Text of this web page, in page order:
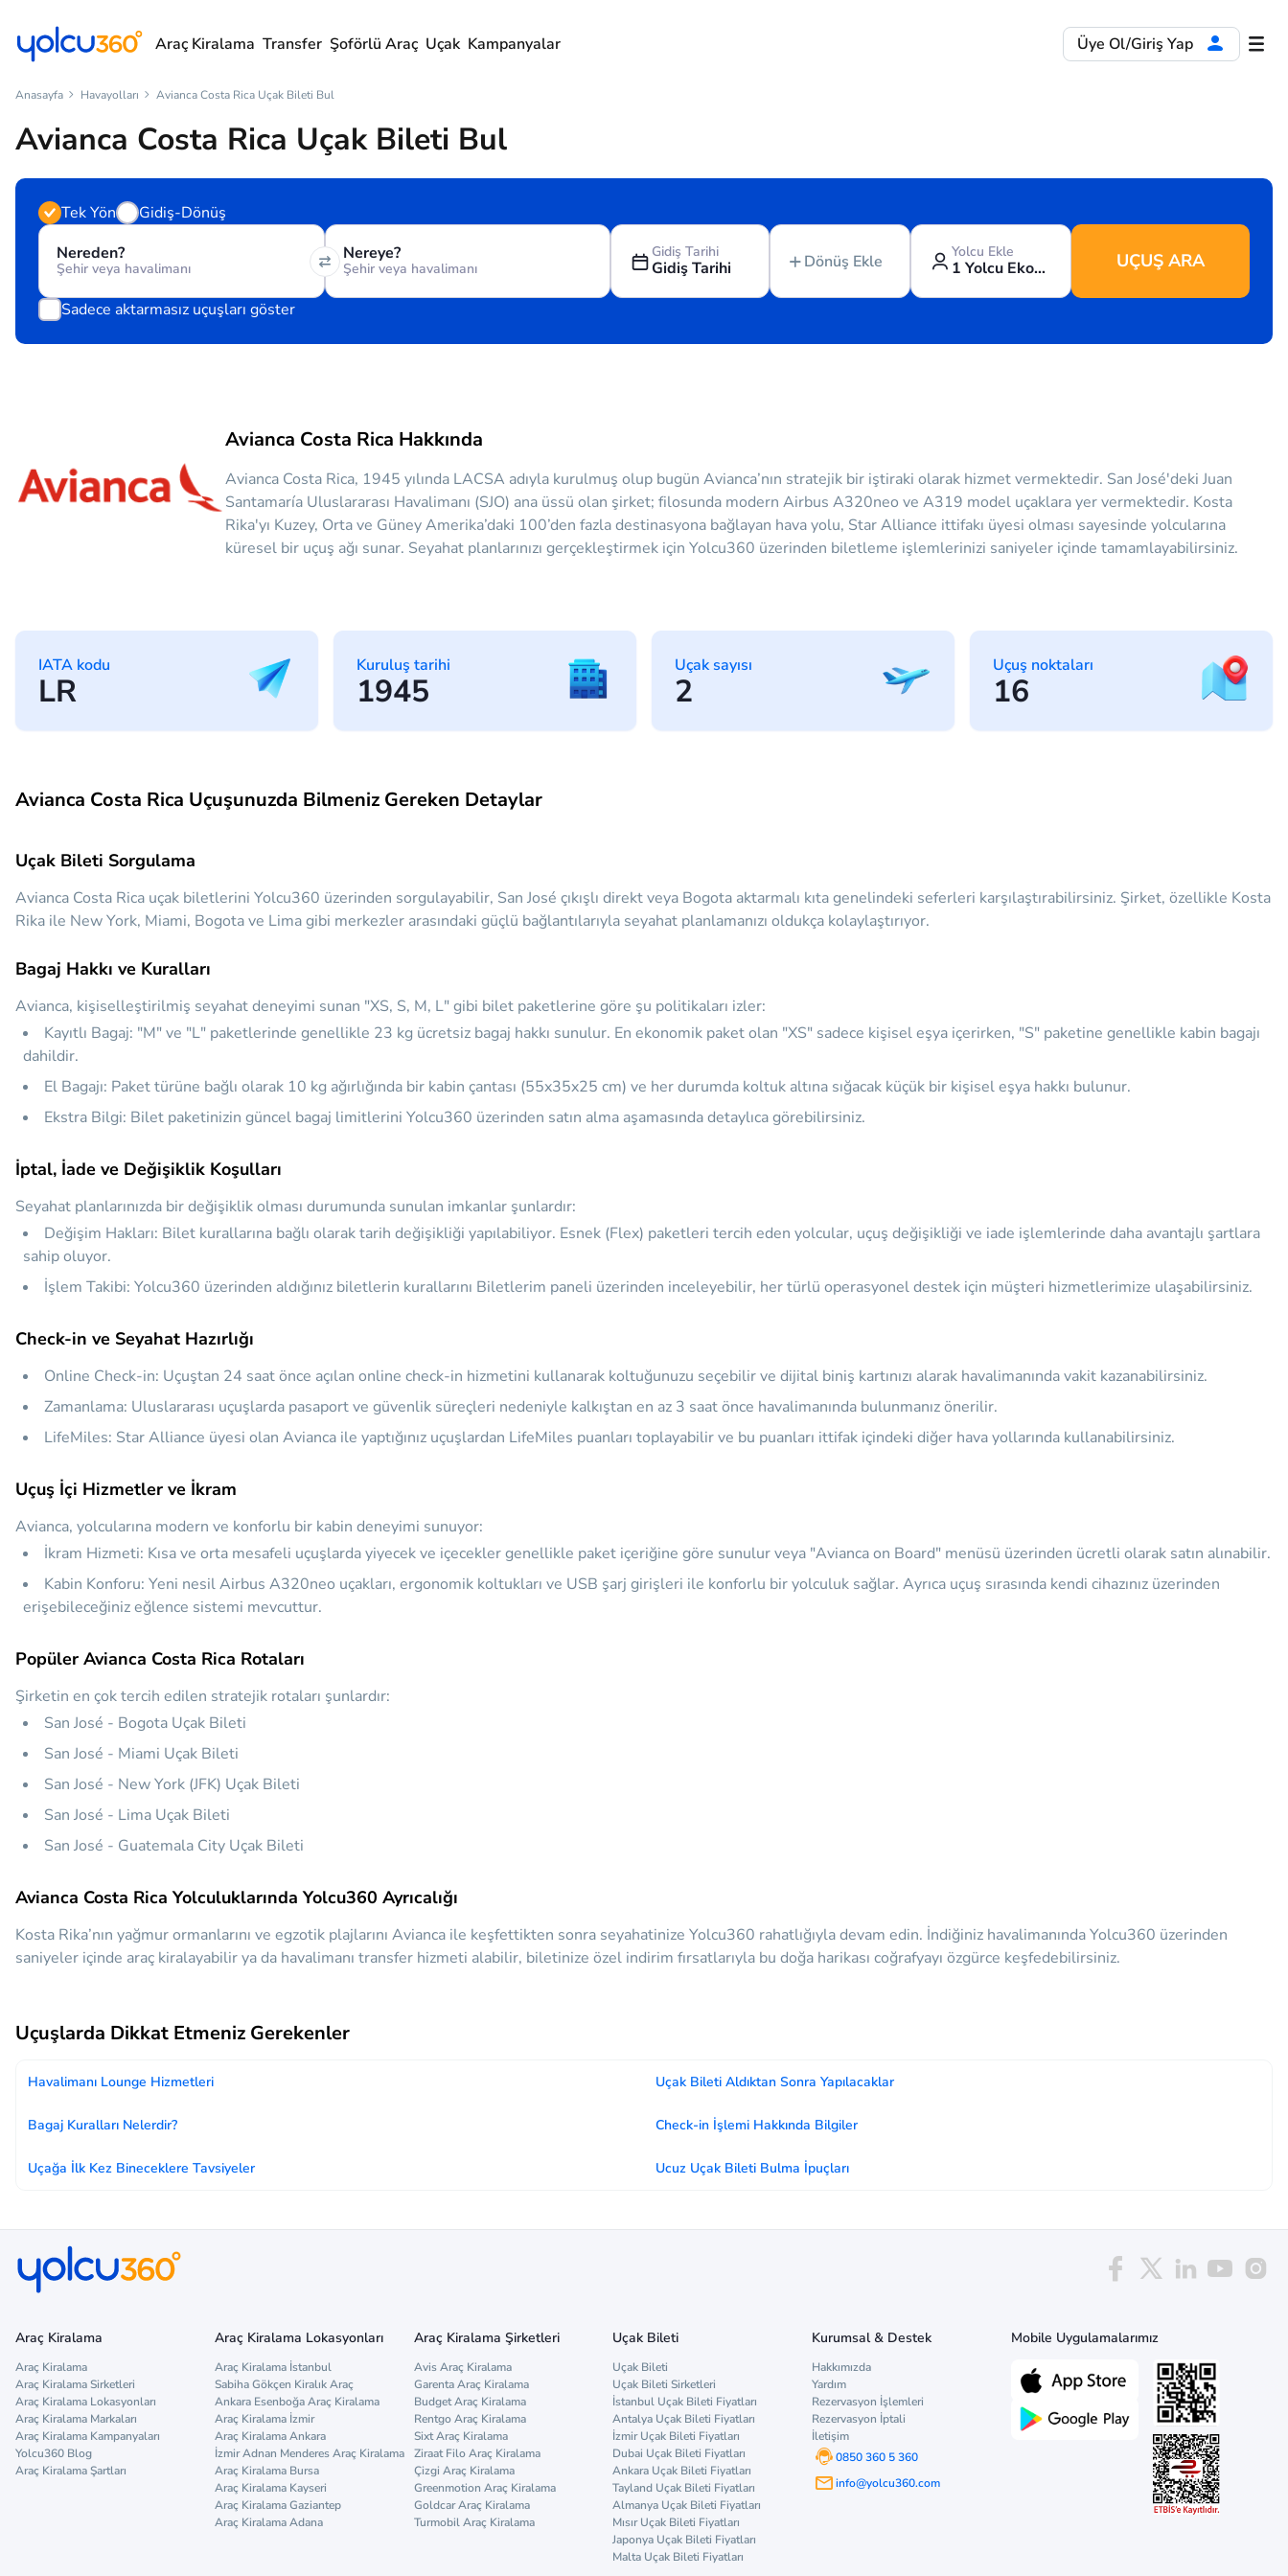
Araç Kiralama Transfer Şoförlü Araç Uçak Kampanyalar Üye Ol/Giriş Yap
Anasayfa Havayolları Avianca Costa Rica Uçak Bileti Bul
Avianca Costa Rica Uçak Bileti Bul
Tek Yön
Gidiş-Dönüş
Nereden?
Nereye? Gidiş Tarihi
Gidiş Tarihi Dönüş Ekle Yolcu Ekle
1 Yolcu Ekonomi UÇUŞ ARA
Sadece aktarmasız uçuşları göster
Avianca Costa Rica Hakkında
Avianca Costa Rica, 1945 yılında LACSA adıyla kurulmuş olup bugün Avianca’nın stratejik bir iştiraki olarak hizmet vermektedir. San José'deki Juan
Santamaría Uluslararası Havalimanı (SJO) ana üssü olan şirket; filosunda modern Airbus A320neo ve A319 model uçaklara yer vermektedir. Kosta
Rika'yı Kuzey, Orta ve Güney Amerika’daki 100’den fazla destinasyona bağlayan hava yolu, Star Alliance ittifakı üyesi olması sayesinde yolcularına
küresel bir uçuş ağı sunar. Seyahat planlarınızı gerçekleştirmek için Yolcu360 üzerinden biletleme işlemlerinizi saniyeler içinde tamamlayabilirsiniz.
IATA kodu
LR
Kuruluş tarihi
1945
Uçak sayısı
2
Uçuş noktaları
16
Avianca Costa Rica Uçuşunuzda Bilmeniz Gereken Detaylar
Uçak Bileti Sorgulama
Avianca Costa Rica uçak biletlerini Yolcu360 üzerinden sorgulayabilir, San José çıkışlı direkt veya Bogota aktarmalı kıta genelindeki seferleri karşılaştırabilirsiniz. Şirket, özellikle Kosta
Rika ile New York, Miami, Bogota ve Lima gibi merkezler arasındaki güçlü bağlantılarıyla seyahat planlamanızı oldukça kolaylaştırıyor.
Bagaj Hakkı ve Kuralları
Avianca, kişiselleştirilmiş seyahat deneyimi sunan "XS, S, M, L" gibi bilet paketlerine göre şu politikaları izler:
Kayıtlı Bagaj: "M" ve "L" paketlerinde genellikle 23 kg ücretsiz bagaj hakkı sunulur. En ekonomik paket olan "XS" sadece kişisel eşya içerirken, "S" paketine genellikle kabin bagajı
dahildir.
El Bagajı: Paket türüne bağlı olarak 10 kg ağırlığında bir kabin çantası (55x35x25 cm) ve her durumda koltuk altına sığacak küçük bir kişisel eşya hakkı bulunur.
Ekstra Bilgi: Bilet paketinizin güncel bagaj limitlerini Yolcu360 üzerinden satın alma aşamasında detaylıca görebilirsiniz.
İptal, İade ve Değişiklik Koşulları
Seyahat planlarınızda bir değişiklik olması durumunda sunulan imkanlar şunlardır:
Değişim Hakları: Bilet kurallarına bağlı olarak tarih değişikliği yapılabiliyor. Esnek (Flex) paketleri tercih eden yolcular, uçuş değişikliği ve iade işlemlerinde daha avantajlı şartlara
sahip oluyor.
İşlem Takibi: Yolcu360 üzerinden aldığınız biletlerin kurallarını Biletlerim paneli üzerinden inceleyebilir, her türlü operasyonel destek için müşteri hizmetlerimize ulaşabilirsiniz.
Check-in ve Seyahat Hazırlığı
Online Check-in: Uçuştan 24 saat önce açılan online check-in hizmetini kullanarak koltuğunuzu seçebilir ve dijital biniş kartınızı alarak havalimanında vakit kazanabilirsiniz.
Zamanlama: Uluslararası uçuşlarda pasaport ve güvenlik süreçleri nedeniyle kalkıştan en az 3 saat önce havalimanında bulunmanız önerilir.
LifeMiles: Star Alliance üyesi olan Avianca ile yaptığınız uçuşlardan LifeMiles puanları toplayabilir ve bu puanları ittifak içindeki diğer hava yollarında kullanabilirsiniz.
Uçuş İçi Hizmetler ve İkram
Avianca, yolcularına modern ve konforlu bir kabin deneyimi sunuyor:
İkram Hizmeti: Kısa ve orta mesafeli uçuşlarda yiyecek ve içecekler genellikle paket içeriğine göre sunulur veya "Avianca on Board" menüsü üzerinden ücretli olarak satın alınabilir.
Kabin Konforu: Yeni nesil Airbus A320neo uçakları, ergonomik koltukları ve USB şarj girişleri ile konforlu bir yolculuk sağlar. Ayrıca uçuş sırasında kendi cihazınız üzerinden
erişebileceğiniz eğlence sistemi mevcuttur.
Popüler Avianca Costa Rica Rotaları
Şirketin en çok tercih edilen stratejik rotaları şunlardır:
San José - Bogota Uçak Bileti
San José - Miami Uçak Bileti
San José - New York (JFK) Uçak Bileti
San José - Lima Uçak Bileti
San José - Guatemala City Uçak Bileti
Avianca Costa Rica Yolculuklarında Yolcu360 Ayrıcalığı
Kosta Rika’nın yağmur ormanlarını ve egzotik plajlarını Avianca ile keşfettikten sonra seyahatinize Yolcu360 rahatlığıyla devam edin. İndiğiniz havalimanında Yolcu360 üzerinden
saniyeler içinde araç kiralayabilir ya da havalimanı transfer hizmeti alabilir, biletinize özel indirim fırsatlarıyla bu doğa harikası coğrafyayı özgürce keşfedebilirsiniz.
Uçuşlarda Dikkat Etmeniz Gerekenler
Havalimanı Lounge Hizmetleri Uçak Bileti Aldıktan Sonra Yapılacaklar
Bagaj Kuralları Nelerdir? Check-in İşlemi Hakkında Bilgiler
Uçağa İlk Kez Bineceklere Tavsiyeler Ucuz Uçak Bileti Bulma İpuçları
Araç Kiralama
Araç Kiralama
Araç Kiralama Sirketleri
Araç Kiralama Lokasyonları
Araç Kiralama Markaları
Araç Kiralama Kampanyaları
Yolcu360 Blog
Araç Kiralama Şartları
Araç Kiralama Lokasyonları
Araç Kiralama İstanbul
Sabiha Gökçen Kiralık Araç
Ankara Esenboğa Araç Kiralama
Araç Kiralama İzmir
Araç Kiralama Ankara
İzmir Adnan Menderes Araç Kiralama
Araç Kiralama Bursa
Araç Kiralama Kayseri
Araç Kiralama Gaziantep
Araç Kiralama Adana
Araç Kiralama Şirketleri
Avis Araç Kiralama
Garenta Araç Kiralama
Budget Araç Kiralama
Rentgo Araç Kiralama
Sixt Araç Kiralama
Ziraat Filo Araç Kiralama
Çizgi Araç Kiralama
Greenmotion Araç Kiralama
Goldcar Araç Kiralama
Turmobil Araç Kiralama
Uçak Bileti
Uçak Bileti
Uçak Bileti Sirketleri
İstanbul Uçak Bileti Fiyatları
Antalya Uçak Bileti Fiyatları
İzmir Uçak Bileti Fiyatları
Dubai Uçak Bileti Fiyatları
Ankara Uçak Bileti Fiyatları
Tayland Uçak Bileti Fiyatları
Almanya Uçak Bileti Fiyatları
Mısır Uçak Bileti Fiyatları
Japonya Uçak Bileti Fiyatları
Malta Uçak Bileti Fiyatları
Kurumsal & Destek
Hakkımızda
Yardım
Rezervasyon İşlemleri
Rezervasyon İptali
İletişim
0850 360 5 360
info@yolcu360.com
Mobile Uygulamalarımız